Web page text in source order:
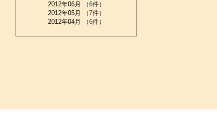
2012年06月
（6件）
2012年05月
（7件）
2012年04月
（6件）